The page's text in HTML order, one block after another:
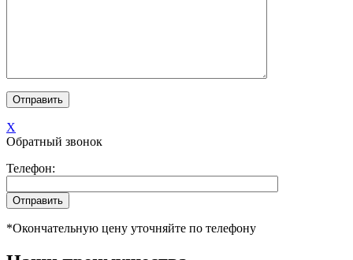
X
Обратный звонок
Телефон:
*Окончательную цену уточняйте по телефону